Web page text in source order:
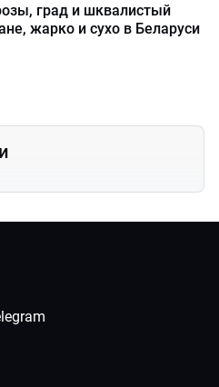
град и шквалистый
жарко и сухо в Беларуси